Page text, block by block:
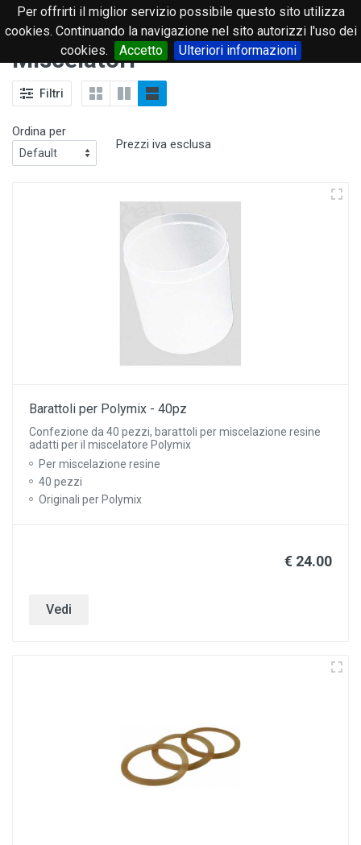
Per offrirti il miglior servizio possibile questo sito utilizza
cookies. Continuando la navigazione nel sito autorizzi l'uso dei
cookies.
Accetto Ulteriori informazioni
0
Miscelatori
Filtri
Ordina per
Prezzi iva esclusa
Barattoli per Polymix - 40pz
Confezione da 40 pezzi, barattoli per miscelazione resine
adatti per il miscelatore Polymix
Per miscelazione resine
40 pezzi
Originali per Polymix
€ 24.00
Vedi